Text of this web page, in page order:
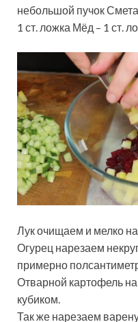
небольшой пучок
1 ст. ложка Мёд – 1 ст.
Лук очищаем и мелко
Огурец нарезаем
примерно
Отварной картофель
кубиком.
Так же нарезаем